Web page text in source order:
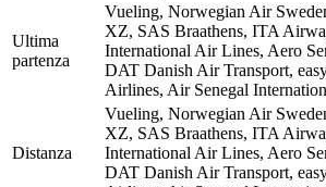
Ultima
partenza
Vueling, Norwegian Air
XZ, SAS Braathens, ITA
International Air Lines, Aero
DAT Danish Air Transport,
Airlines, Air Senegal
Distanza
Vueling, Norwegian Air
XZ, SAS Braathens, ITA
International Air Lines, Aero
DAT Danish Air Transport,